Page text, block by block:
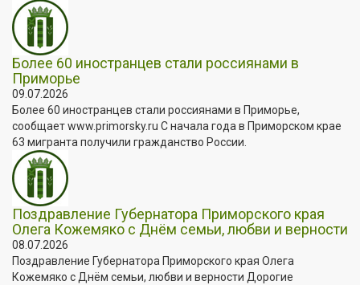
Более 60 иностранцев стали россиянами в
Приморье
09.07.2026
Более 60 иностранцев стали россиянами в Приморье,
сообщает www.primorsky.ru С начала года в Приморском крае
63 мигранта получили гражданство России.
Поздравление Губернатора Приморского края
Олега Кожемяко с Днём семьи, любви и верности
08.07.2026
Поздравление Губернатора Приморского края Олега
Кожемяко с Днём семьи, любви и верности Дорогие